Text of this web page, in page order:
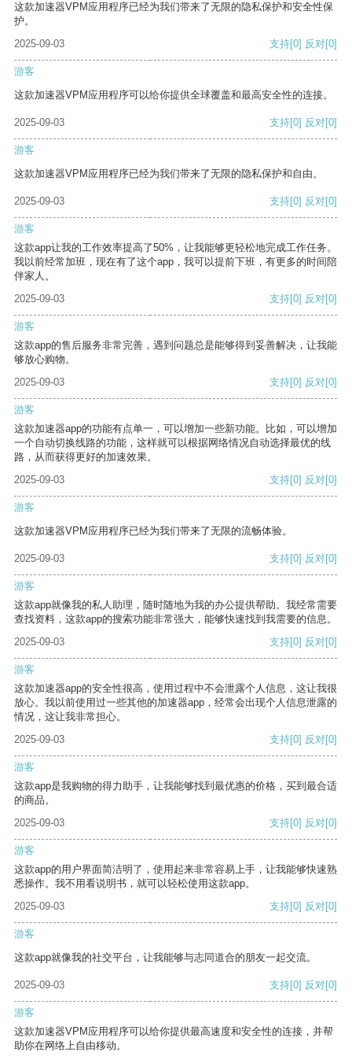
这款加速器VPM应用程序已经为我们带来了无限的隐私保护和安全性保
护。
2025-09-03
支持[0] 反对[0]
游客
这款加速器VPM应用程序可以给你提供全球覆盖和最高安全性的连接。
2025-09-03 支持[0] 反对[0]
游客
这款加速器VPM应用程序已经为我们带来了无限的隐私保护和自由。
2025-09-03 支持[0] 反对[0]
游客
这款app让我的工作效率提高了50%，让我能够更轻松地完成工作任务。
我以前经常加班，现在有了这个app，我可以提前下班，有更多的时间陪
伴家人。
2025-09-03
支持[0] 反对[0]
游客
这款app的售后服务非常完善，遇到问题总是能够得到妥善解决，让我能
够放心购物。
2025-09-03
支持[0] 反对[0]
游客
这款加速器app的功能有点单一，可以增加一些新功能。比如，可以增加
一个自动切换线路的功能，这样就可以根据网络情况自动选择最优的线
路，从而获得更好的加速效果。
2025-09-03
支持[0] 反对[0]
游客
这款加速器VPM应用程序已经为我们带来了无限的流畅体验。
2025-09-03 支持[0] 反对[0]
游客
这款app就像我的私人助理，随时随地为我的办公提供帮助。我经常需要
查找资料，这款app的搜索功能非常强大，能够快速找到我需要的信息。
2025-09-03
支持[0] 反对[0]
游客
这款加速器app的安全性很高，使用过程中不会泄露个人信息，这让我很
放心。我以前使用过一些其他的加速器app，经常会出现个人信息泄露的
情况，这让我非常担心。
2025-09-03
支持[0] 反对[0]
游客
这款app是我购物的得力助手，让我能够找到最优惠的价格，买到最合适
的商品。
2025-09-03
支持[0] 反对[0]
游客
这款app的用户界面简洁明了，使用起来非常容易上手，让我能够快速熟
悉操作。我不用看说明书，就可以轻松使用这款app。
2025-09-03
支持[0] 反对[0]
游客
这款app就像我的社交平台，让我能够与志同道合的朋友一起交流。
2025-09-03 支持[0] 反对[0]
游客
这款加速器VPM应用程序可以给你提供最高速度和安全性的连接，并帮
助你在网络上自由移动。